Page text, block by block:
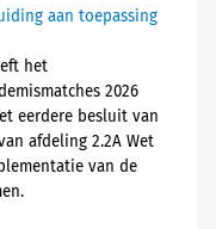
aan toepassing
het
2026
eerdere besluit van
afdeling 2.2A Wet
van de